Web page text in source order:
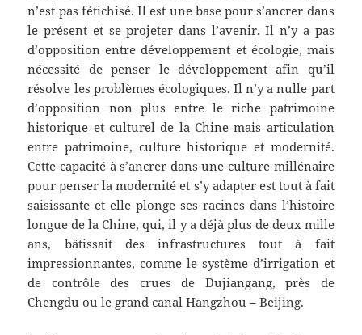
n’est pas fétichisé. Il est une base pour s’ancrer dans
le présent et se projeter dans l’avenir. Il n’y a pas
d’opposition entre développement et écologie, mais
nécessité de penser le développement afin qu’il
résolve les problèmes écologiques. Il n’y a nulle part
d’opposition non plus entre le riche patrimoine
historique et culturel de la Chine mais articulation
entre patrimoine, culture historique et modernité.
Cette capacité à s’ancrer dans une culture millénaire
pour penser la modernité et s’y adapter est tout à fait
saisissante et elle plonge ses racines dans l’histoire
longue de la Chine, qui, il y a déjà plus de deux mille
ans, bâtissait des infrastructures tout à fait
impressionnantes, comme le système d’irrigation et
de contrôle des crues de Dujiangang, près de
Chengdu ou le grand canal Hangzhou – Beijing.